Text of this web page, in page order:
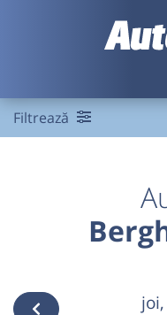
Filtrează
joi,